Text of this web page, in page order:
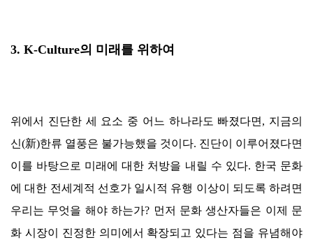
3. K-Culture의 미래를 위하여
위에서 진단한 세 요소 중 어느 하나라도 빠졌다면 , 지금의
신(新)한류 열풍은 불가능했을 것이다. 진단이 이루어졌다면
이를 바탕으로 미래에 대한 처방을 내릴 수 있다. 한국 문화
에 대한 전세계적 선호가 일시적 유행 이상이 되도록 하려면
우리는 무엇을 해야 하는가? 먼저 문화 생산자들은 이제 문
화 시장이 진정한 의미에서 확장되고 있다는 점을 유념해야